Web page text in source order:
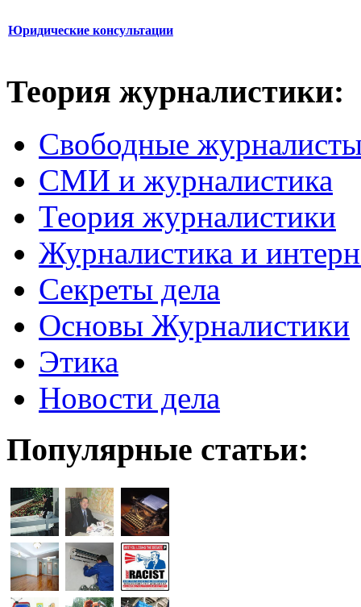
Юридические консультации
Теория журналистики:
Свободные
СМИ и журналистика
Теория журналистики
Журналистика и
Секреты дела
Основы Журналистики
Этика
Новости дела
Популярные статьи: